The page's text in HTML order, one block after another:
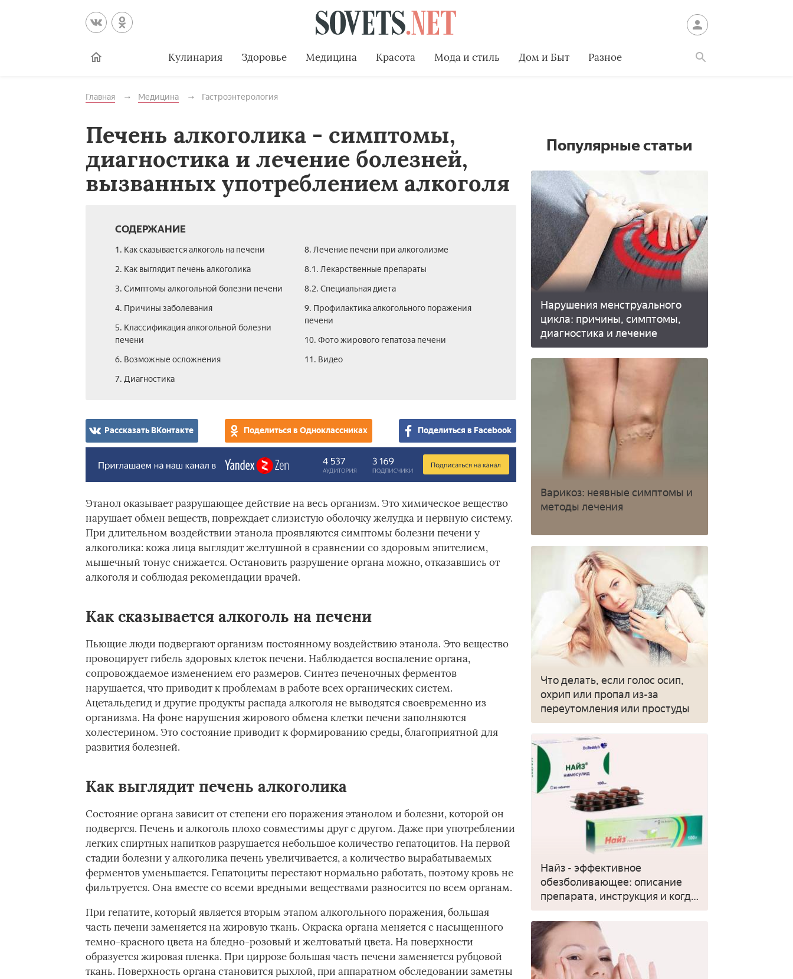
Кулинария Здоровье Медицина Красота Мода и стиль Дом и Быт Разное
Главная Медицина Гастроэнтерология
Печень алкоголика - симптомы,
диагностика и лечение болезней,
вызванных употреблением алкоголя
СОДЕРЖАНИЕ
1. Как сказывается алкоголь на печени
2. Как выглядит печень алкоголика
3. Симптомы алкогольной болезни печени
4. Причины заболевания
5. Классификация алкогольной болезни
печени
6. Возможные осложнения
7. Диагностика
8. Лечение печени при алкоголизме
8.1. Лекарственные препараты
8.2. Специальная диета
9. Профилактика алкогольного поражения
печени
10. Фото жирового гепатоза печени
11. Видео
Рассказать ВКонтакте Поделиться в Одноклассниках Поделиться в Facebook
Этанол оказывает разрушающее действие на весь организм. Это химическое вещество
нарушает обмен веществ, повреждает слизистую оболочку желудка и нервную систему.
При длительном воздействии этанола проявляются симптомы болезни печени у
алкоголика: кожа лица выглядит желтушной в сравнении со здоровым эпителием,
мышечный тонус снижается. Остановить разрушение органа можно, отказавшись от
алкоголя и соблюдая рекомендации врачей.
Как сказывается алкоголь на печени
Пьющие люди подвергают организм постоянному воздействию этанола. Это вещество
провоцирует гибель здоровых клеток печени. Наблюдается воспаление органа,
сопровождаемое изменением его размеров. Синтез печеночных ферментов
нарушается, что приводит к проблемам в работе всех органических систем.
Ацетальдегид и другие продукты распада алкоголя не выводятся своевременно из
организма. На фоне нарушения жирового обмена клетки печени заполняются
холестерином. Это состояние приводит к формированию среды, благоприятной для
развития болезней.
Как выглядит печень алкоголика
Состояние органа зависит от степени его поражения этанолом и болезни, которой он
подвергся. Печень и алкоголь плохо совместимы друг с другом. Даже при употреблении
легких спиртных напитков разрушается небольшое количество гепатоцитов. На первой
стадии болезни у алкоголика печень увеличивается, а количество вырабатываемых
ферментов уменьшается. Гепатоциты перестают нормально работать, поэтому кровь не
фильтруется. Она вместе со всеми вредными веществами разносится по всем органам.
При гепатите, который является вторым этапом алкогольного поражения, большая
часть печени заменяется на жировую ткань. Окраска органа меняется с насыщенного
темно-красного цвета на бледно-розовый и желтоватый цвета. На поверхности
образуется жировая пленка. При циррозе большая часть печени заменяется рубцовой
ткань. Поверхность органа становится рыхлой, при аппаратном обследовании заметны
Популярные статьи
Нарушения менструального
цикла: причины, симптомы,
диагностика и лечение
Варикоз: неявные симптомы и
методы лечения
Что делать, если голос осип,
охрип или пропал из-за
переутомления или простуды
Найз - эффективное
обезболивающее: описание
препарата, инструкция и когда
применять